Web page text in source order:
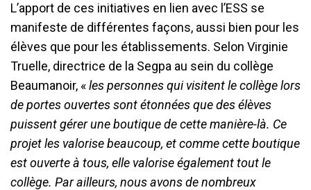
L’apport de ces initiatives en lien avec l’ESS se
manifeste de différentes façons, aussi bien pour les
élèves que pour les établissements. Selon Virginie
Truelle, directrice de la Segpa au sein du collège
Beaumanoir, «les personnes qui visitent le collège lors
de portes ouvertes sont étonnées que des élèves
puissent gérer une boutique de cette manière-là. Ce
projet les valorise beaucoup, et comme cette boutique
est ouverte à tous, elle valorise également tout le
collège. Par ailleurs, nous avons de nombreux